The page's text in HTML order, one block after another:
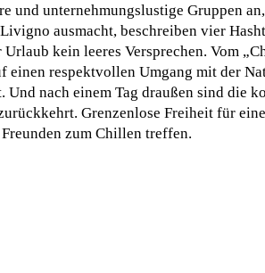
unternehmungslustige Gruppen
ausmacht, beschreiben vier
kein leeres Versprechen. Vom
respektvollen Umgang mit der
nach einem Tag draußen sind die
Grenzenlose Freiheit für
zum Chillen treffen.